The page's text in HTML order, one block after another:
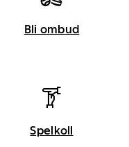
Bli ombud
Spelkoll